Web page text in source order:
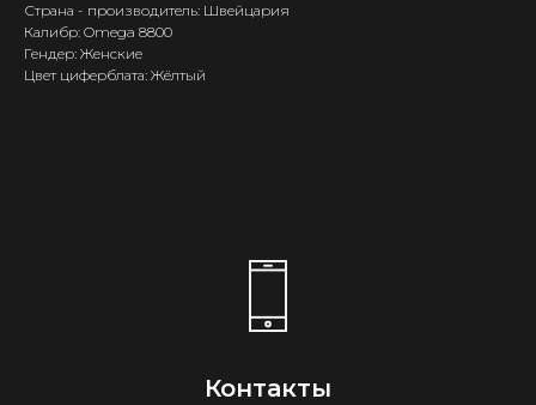
Страна - производитель: Швейцария
Калибр: Omega 8800
Гендер: Женские
Цвет циферблата: Жёлтый
Контакты